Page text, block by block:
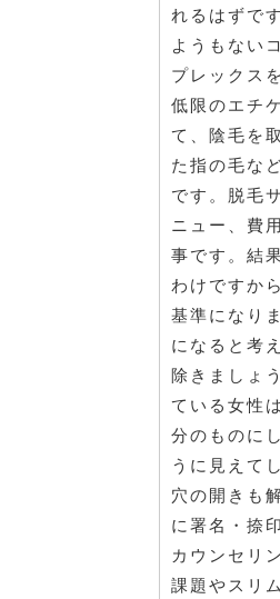
れるはずで
ようもない
プレックス
低限のエチ
て、陰毛を
た指の毛な
です。脱毛
ニュー、費
事です。結
わけですか
基準になり
になると考
除きましょ
ている女性
分のものに
うに見えて
穴の開きも
に署名・捺
カウンセリ
課題やスリ